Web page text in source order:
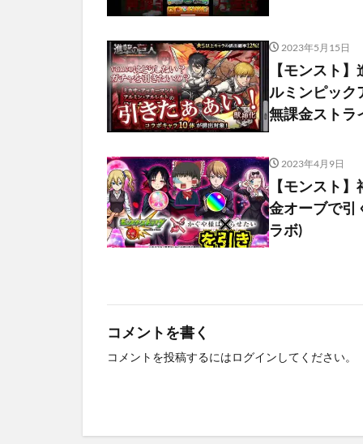
2023年5月15日
【モンスト
ルミンピック
無課金ストラ
2023年4月9日
【モンスト
金オーブで引
ラボ)
コメントを書く
コメントを投稿するにはログイン してください。